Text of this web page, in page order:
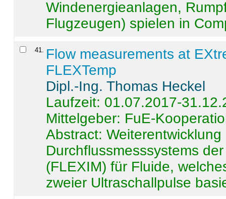
Windenergieanlagen,
Flugzeugen) spielen in
41. Flow measurements at
FLEXTemp
Dipl.-Ing. Thomas Heckel
Laufzeit: 01.07.2017-
Mittelgeber: FuE-
Abstract:
Durchflussmesssystems
(FLEXIM) für Fluide,
zweier Ultraschallpulse